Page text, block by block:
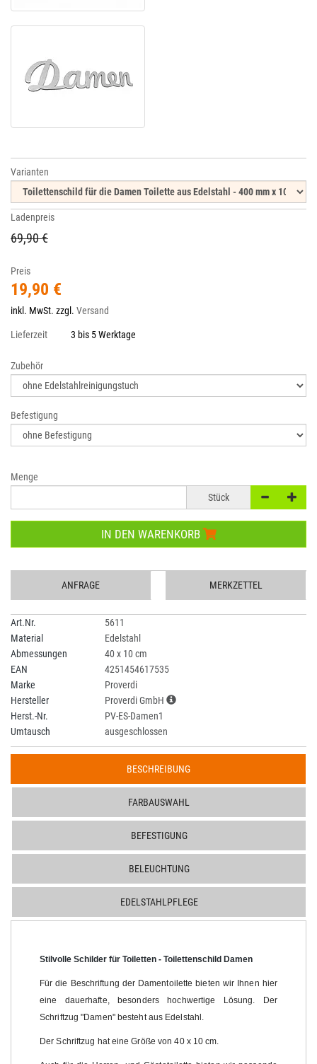
Varianten
Ladenpreis
69,90 €
Preis
19,90 €
inkl. MwSt. zzgl. Versand
Lieferzeit 3 bis 5 Werktage
Zubehör
Befestigung
Menge
Stück
IN DEN WARENKORB
ANFRAGE MERKZETTEL
Art.Nr.
5611
Material
Edelstahl
Abmessungen
40 x 10 cm
EAN
4251454617535
Marke
Proverdi
Hersteller
Proverdi GmbH
Herst.-Nr.
PV-ES-Damen1
Umtausch
ausgeschlossen
BESCHREIBUNG
FARBAUSWAHL
BEFESTIGUNG
BELEUCHTUNG
EDELSTAHLPFLEGE
Stilvolle Schilder für Toiletten - Toilettenschild Damen
Für die Beschriftung der Damentoilette bieten wir Ihnen hier
eine dauerhafte, besonders hochwertige Lösung. Der
Schriftzug "Damen" besteht aus Edelstahl.
Der Schriftzug hat eine Größe von 40 x 10 cm.